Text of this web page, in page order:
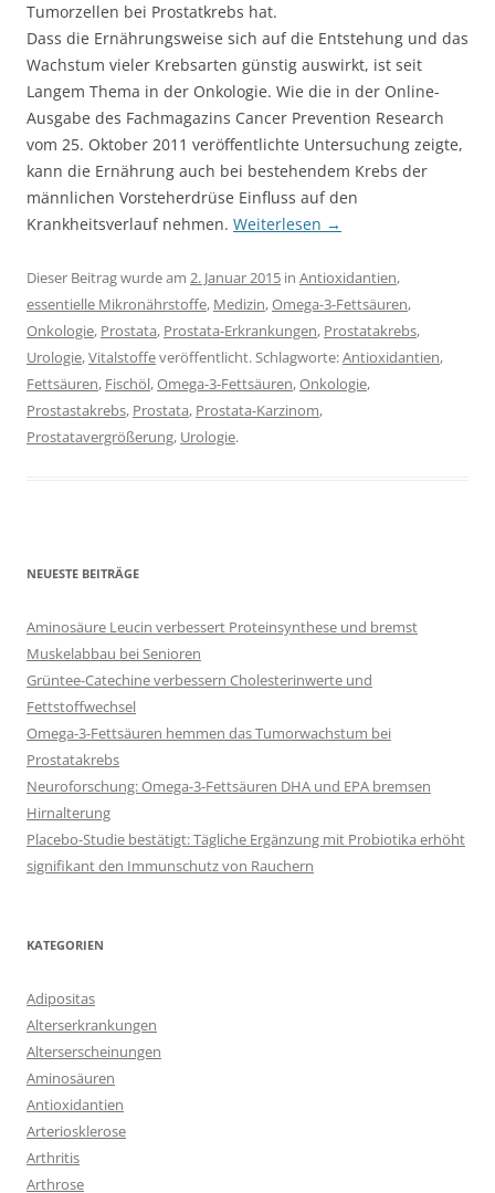
Tumorzellen bei Prostatkrebs hat.
Dass die Ernährungsweise sich auf die Entstehung und das
Wachstum vieler Krebsarten günstig auswirkt, ist seit
Langem Thema in der Onkologie. Wie die in der Online-
Ausgabe des Fachmagazins Cancer Prevention Research
vom 25. Oktober 2011 veröffentlichte Untersuchung zeigte,
kann die Ernährung auch bei bestehendem Krebs der
männlichen Vorsteherdrüse Einfluss auf den
Krankheitsverlauf nehmen. Weiterlesen →
Dieser Beitrag wurde am 2. Januar 2015 in Antioxidantien,
essentielle Mikronährstoffe, Medizin,Omega-3-Fettsäuren,
Onkologie, Prostata, Prostata-Erkrankungen, Prostatakrebs,
Urologie,Vitalstoffeveröffentlicht. Schlagworte:Antioxidantien,
Fettsäuren, Fischöl,Omega-3-Fettsäuren,Onkologie,
Prostastakrebs, Prostata, Prostata-Karzinom,
Prostatavergrößerung, Urologie.
NEUESTE BEITRÄGE
Aminosäure Leucin verbessert Proteinsynthese und bremst
Muskelabbau bei Senioren
Grüntee-Catechine verbessern Cholesterinwerte und
Fettstoffwechsel
Omega-3-Fettsäuren hemmen das Tumorwachstum bei
Prostatakrebs
Neuroforschung: Omega-3-Fettsäuren DHA und EPA bremsen
Hirnalterung
Placebo-Studie bestätigt: Tägliche Ergänzung mit Probiotika erhöht
signifikant den Immunschutz von Rauchern
KATEGORIEN
Adipositas
Alterserkrankungen
Alterserscheinungen
Aminosäuren
Antioxidantien
Arteriosklerose
Arthritis
Arthrose